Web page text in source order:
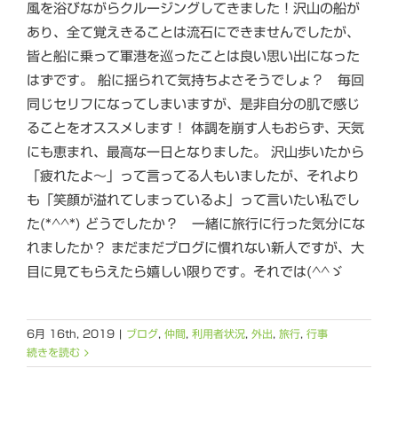
風を浴びながらクルージングしてきました！沢山の船が
あり、全て覚えきることは流石にできませんでしたが、
皆と船に乗って軍港を巡ったことは良い思い出になった
はずです。 船に揺られて気持ちよさそうでしょ？ 毎回
同じセリフになってしまいますが、是非自分の肌で感じ
ることをオススメします！ 体調を崩す人もおらず、天気
にも恵まれ、最高な一日となりました。 沢山歩いたから
「疲れたよ～」って言ってる人もいましたが、それより
も「笑顔が溢れてしまっているよ」って言いたい私でし
た(*^^*) どうでしたか？ 一緒に旅行に行った気分にな
れましたか？ まだまだブログに慣れない新人ですが、大
目に見てもらえたら嬉しい限りです。それでは(^^ゞ
6月 16th, 2019 | ブログ 仲間 利用者状況 外出 旅行 行事
続きを読む